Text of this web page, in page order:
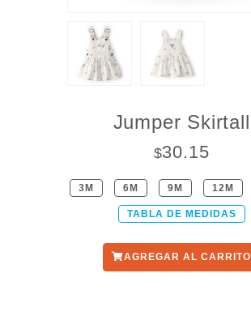
Jumper Skirtall
$30.15
3M 6M 9M 12M
TABLA DE MEDIDAS
AGREGAR AL CARRITO